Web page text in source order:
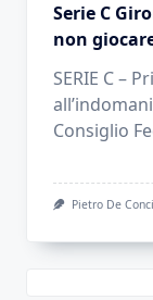
Serie C
non
SERIE C –
Consiglio
Pietro De